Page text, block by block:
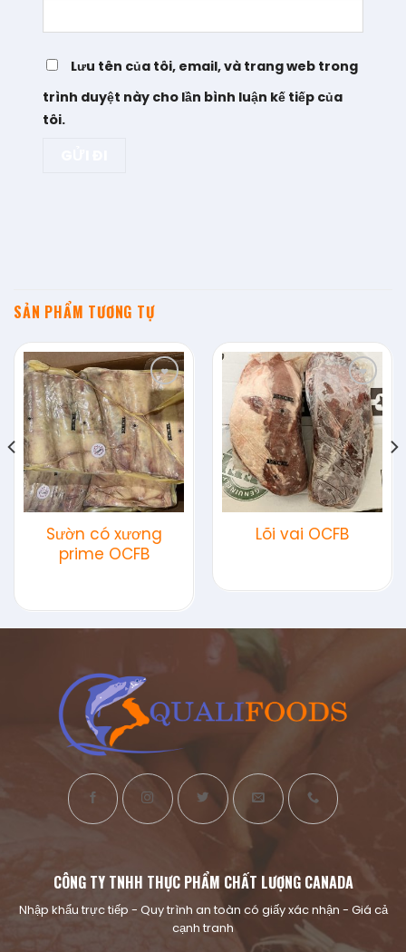
Lưu tên của tôi, email, và trang web trong
trình duyệt này cho lần bình luận kế tiếp của
tôi.
SẢN PHẨM TƯƠNG TỰ
Add to
wishlist
Sườn có xương
prime OCFB
Add to
wishlist
Lõi vai OCFB
CÔNG TY TNHH THỰC PHẨM CHẤT LƯỢNG CANADA
Nhập khẩu trực tiếp - Quy trình an toàn có giấy xác nhận - Giá cả
cạnh tranh